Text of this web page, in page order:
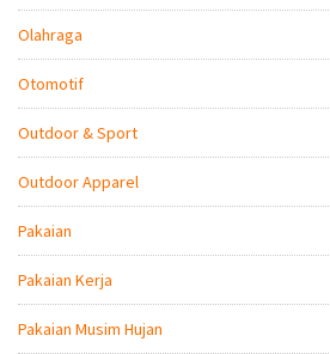
Olahraga
Otomotif
Outdoor & Sport
Outdoor Apparel
Pakaian
Pakaian Kerja
Pakaian Musim Hujan